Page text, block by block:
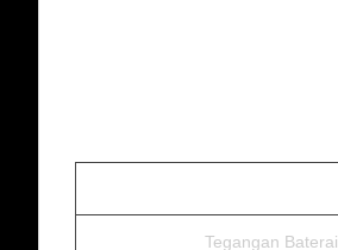
Tegangan Baterai